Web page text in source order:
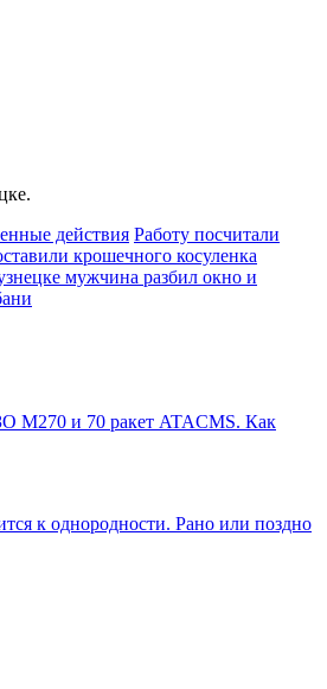
действия Работу посчитали
крошечного косуленка
мужчина разбил окно и
M270 и 70 ракет ATACMS. Как
к однородности. Рано или поздно